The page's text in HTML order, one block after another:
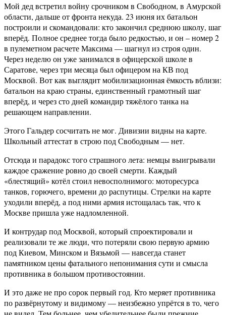
Мой дед встретил войну срочником в Свободном, в Амурской
области, дальше от фронта некуда. 23 июня их батальон
построили и скомандовали: кто закончил среднюю школу, шаг
вперёд. Полное среднее тогда было редкостью, и он – номер 2
в пулеметном расчете Максима — шагнул из строя один.
Через неделю он уже занимался в офицерской школе в
Саратове, через три месяца был офицером на КВ под
Москвой. Вот как выглядит мобилизационная ёмкость вблизи:
батальон на краю страны, единственный грамотный шаг
вперёд, и через сто дней командир тяжёлого танка на
решающем направлении.
Этого Гальдер сосчитать не мог. Дивизии видны на карте.
Школьный аттестат в строю под Свободным — нет.
Отсюда и парадокс того страшного лета: немцы выигрывали
каждое сражение ровно до своей смерти. Каждый
«блестящий» котёл стоил невосполнимого: моторесурса
танков, горючего, времени до распутицы. Стрелки на карте
уходили вперёд, а под ними армия истощалась так, что к
Москве пришла уже надломленной.
И контрудар под Москвой, который спроектировали и
реализовали те же люди, что потеряли свою первую армию
под Киевом, Минском и Вязьмой — навсегда станет
памятником цены фатального непонимания сути и смысла
противника в большом противостоянии.
И это даже не про сорок первый год. Кто меряет противника
по развёрнутому и видимому — неизбежно упрётся в то, чего